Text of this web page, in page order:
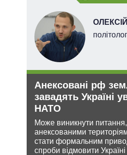
політолог
Анексовані рф
завадять Україні
НАТО
Може виникнути
анексованими
стати формальним
спроби відмовити Україні